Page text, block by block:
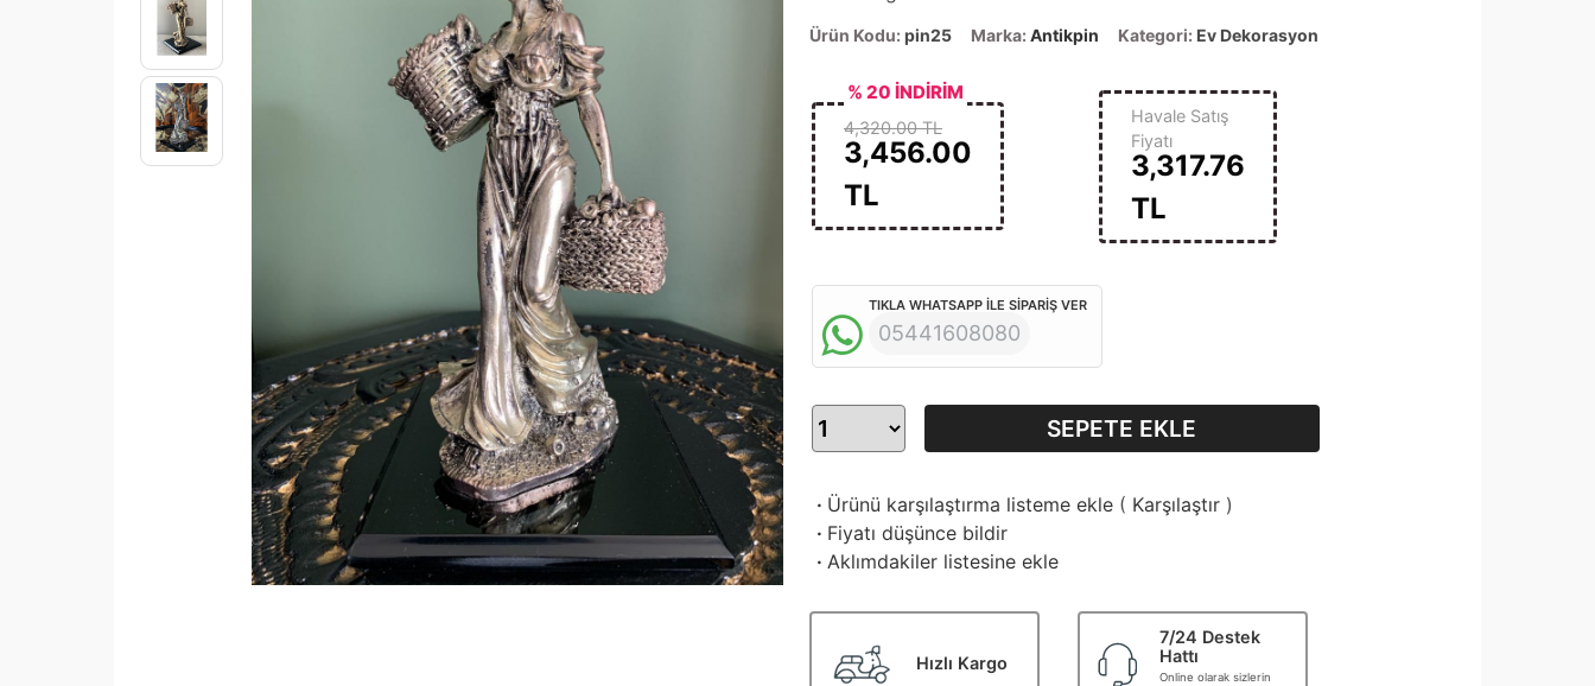
Ürün Kodu: pin25 Marka: Antikpin Kategori: Ev Dekorasyon
4,320.00 TL
3,456.00
TL
% 20 İNDİRİM
Havale Satış
Fiyatı
3,317.76
TL
TIKLA WHATSAPP İLE SİPARİŞ VER
05441608080
SEPETE EKLE
· Ürünü karşılaştırma listeme ekle( Karşılaştır)
· Fiyatı düşünce bildir
· Aklımdakiler listesine ekle
Hızlı Kargo
7/24 Destek
Hattı
Online olarak sizlerin